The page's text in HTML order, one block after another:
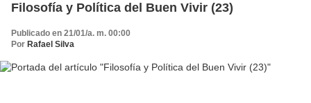
Filosofía y Política del Buen Vivir (23)
Publicado en 21/01/a. m. 00:00
Por Rafael Silva